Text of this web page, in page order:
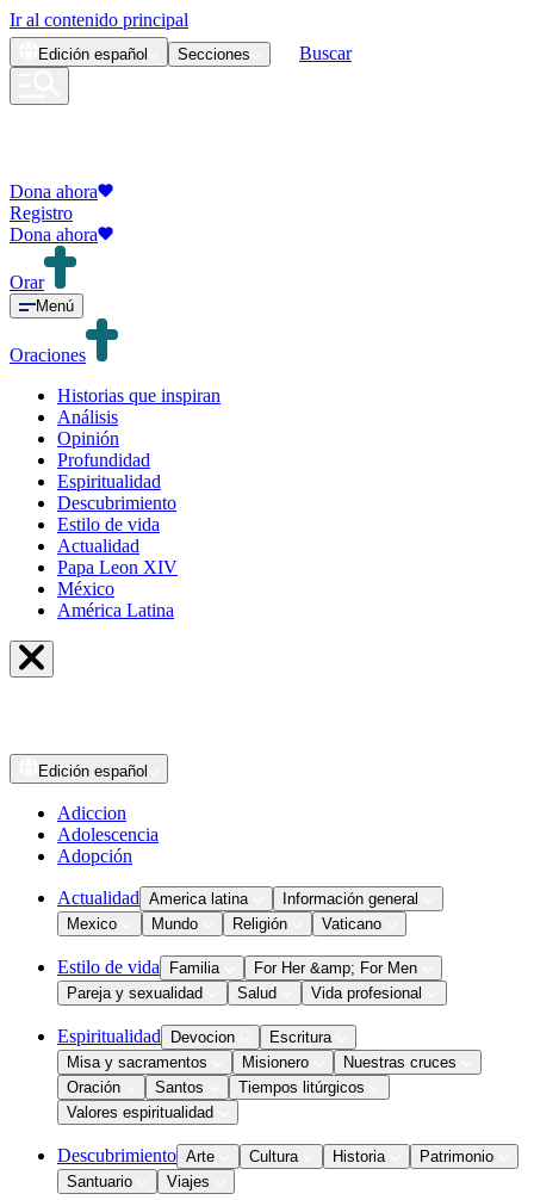
Ir al contenido principal
Edición español Secciones Buscar
Dona ahora
Registro
Dona ahora
Orar
Menú
Oraciones
Historias que inspiran
Análisis
Opinión
Profundidad
Espiritualidad
Descubrimiento
Estilo de vida
Actualidad
Papa Leon XIV
México
América Latina
Edición español
Adiccion
Adolescencia
Adopción
Actualidad America latina
Información general
Mexico
Mundo Religión Vaticano
Estilo de vida Familia
For Her &amp; For Men
Pareja y sexualidad
Salud Vida profesional
Espiritualidad Devocion
Escritura
Misa y sacramentos
Misionero
Nuestras cruces
Oración
Santos
Tiempos litúrgicos
Valores espiritualidad
Descubrimiento Arte Cultura Historia
Patrimonio
Santuario
Viajes